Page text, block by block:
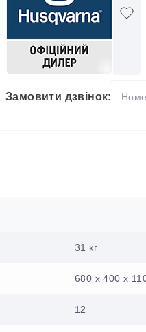
Замовити дзвінок:
31 кг
680 x 400 x
12